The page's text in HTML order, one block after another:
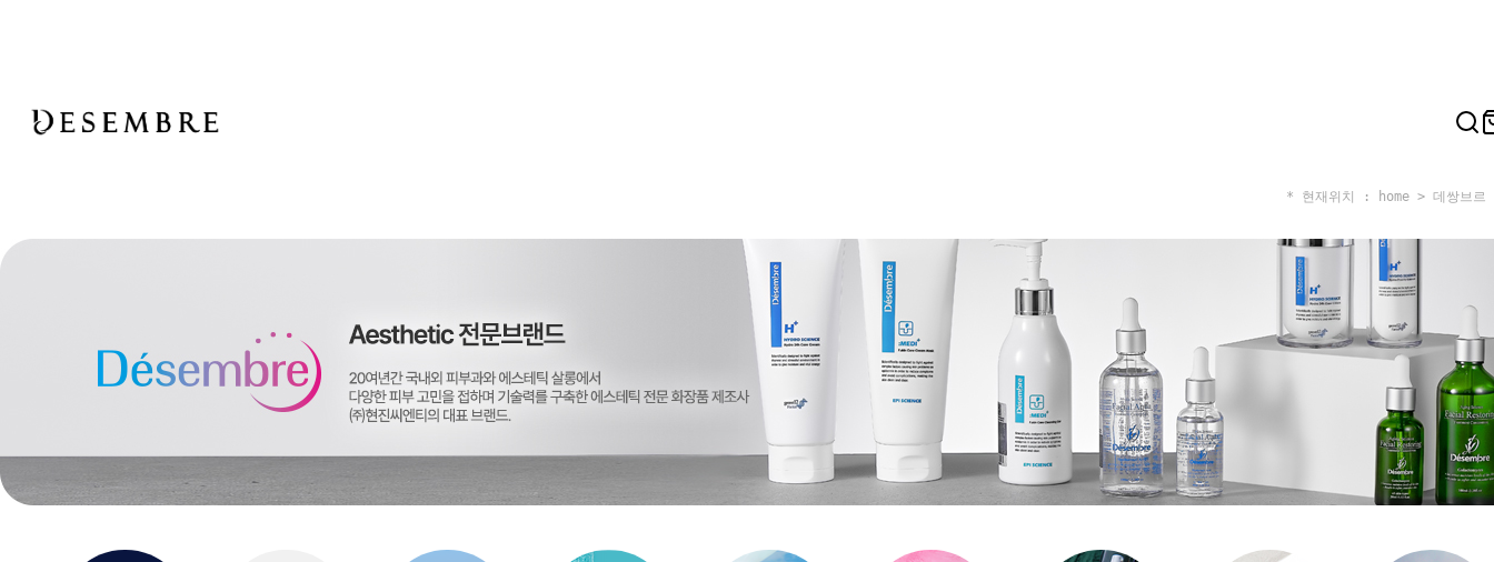
* 현재위치 : home > 데쌍브르